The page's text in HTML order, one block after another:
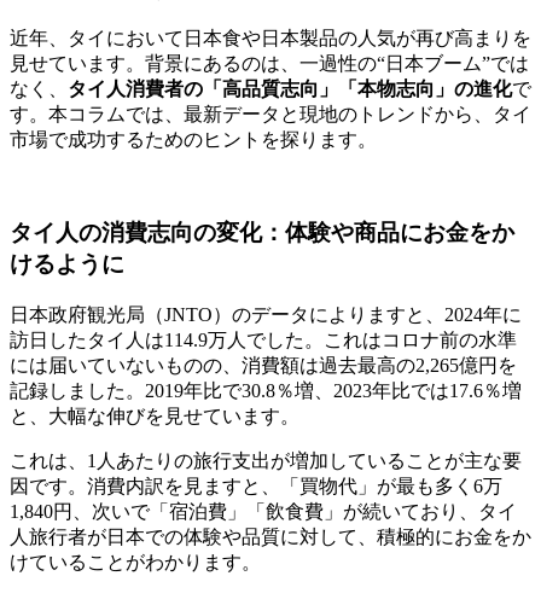
近年、タイにおいて日本食や日本製品の人気が再び高まりを
見せています。背景にあるのは、一過性の“日本ブーム”では
なく、 タイ人消費者の「高品質志向」「本物志向」の進化で
す。本コラムでは、最新データと現地のトレンドから、タイ
市場で成功するためのヒントを探ります。
タイ人の消費志向の変化：体験や商品にお金をか
けるように
日本政府観光局（JNTO）のデータによりますと、2024年に
訪日したタイ人は114.9万人でした。これはコロナ前の水準
には届いていないものの、消費額は過去最高の2,265億円を
記録しました。2019年比で30.8％増、2023年比では17.6％増
と、大幅な伸びを見せています。
これは、1人あたりの旅行支出が増加していることが主な要
因です。消費内訳を見ますと、「買物代」が最も多く6万
1,840円、次いで「宿泊費」「飲食費」が続いており、タイ
人旅行者が日本での体験や品質に対して、積極的にお金をか
けていることがわかります。